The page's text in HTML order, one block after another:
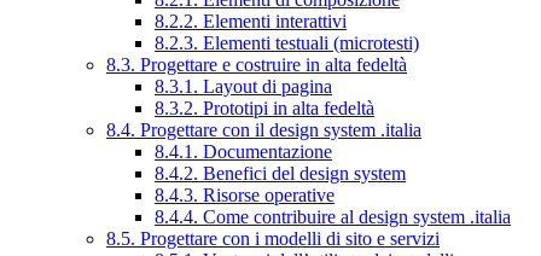
8.2.2. Elementi interattivi
8.2.3. Elementi testuali (microtesti)
8.3. Progettare e costruire in alta fedeltà
8.3.1. Layout di pagina
8.3.2. Prototipi in alta fedeltà
8.4. Progettare con il design system .italia
8.4.1. Documentazione
8.4.2. Benefici del design system
8.4.3. Risorse operative
8.4.4. Come contribuire al design system .italia
8.5. Progettare con i modelli di sito e servizi